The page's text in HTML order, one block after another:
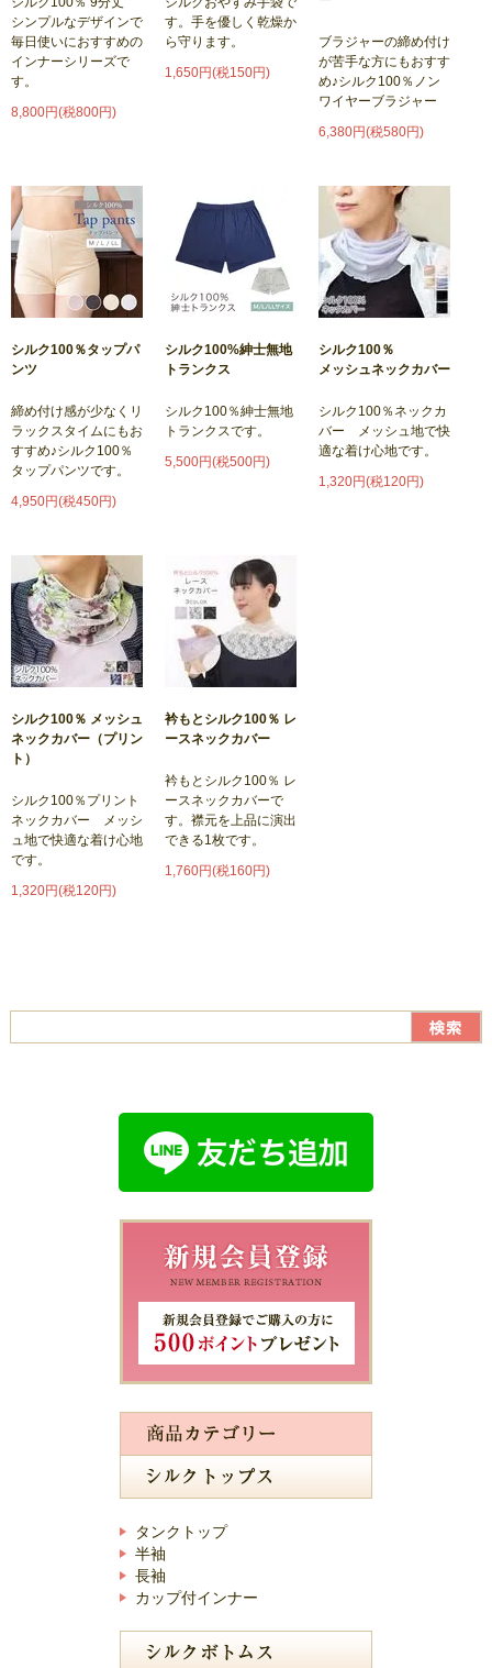
シンプルなデザインで
毎日使いにおすすめの
インナーシリーズで
す。
8,800円(税800円)
す。手を優しく乾燥か
ら守ります。
1,650円(税150円)
ブラジャーの締め付け
が苦手な方にもおすす
め♪シルク100％ノン
ワイヤーブラジャー
6,380円(税580円)
シルク100％タップパ
ンツ
締め付け感が少なくリ
ラックスタイムにもお
すすめ♪シルク100％
タップパンツです。
4,950円(税450円)
シルク100%紳士無地
トランクス
シルク100％紳士無地
トランクスです。
5,500円(税500円)
シルク100％
メッシュネックカバー
シルク100％ネックカ
バー メッシュ地で快
適な着け心地です。
1,320円(税120円)
シルク100％ メッシュ
ネックカバー（プリン
ト）
シルク100％プリント
ネックカバー メッシ
ュ地で快適な着け心地
です。
1,320円(税120円)
衿もとシルク100％ レ
ースネックカバー
衿もとシルク100％ レ
ースネックカバーで
す。襟元を上品に演出
できる1枚です。
1,760円(税160円)
タンクトップ
半袖
長袖
カップ付インナー